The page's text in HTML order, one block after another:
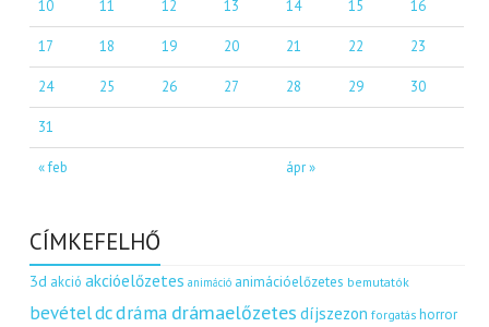
« feb ápr »
10 11 12 13 14 15 16
17 18 19 20 21 22 23
24 25 26 27 28 29 30
31
CÍMKEFELHŐ
3d akció akcióelőzetes animáció animációelőzetes bemutatók
bevételdcdráma drámaelőzetes díjszezon forgatás horror